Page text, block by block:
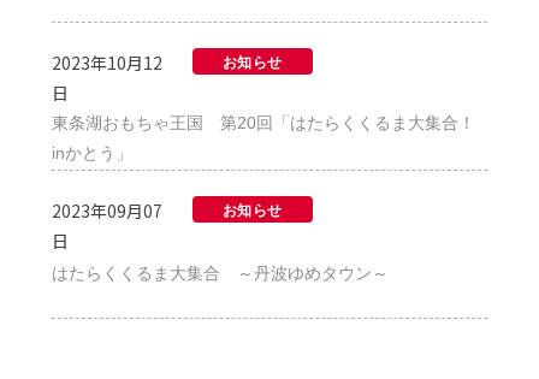
2023年10月12
日
お知らせ
東条湖おもちゃ王国 第20回「はたらくくるま大集合！
inかとう」
2023年09月07
日
お知らせ
はたらくくるま大集合 ～丹波ゆめタウン～